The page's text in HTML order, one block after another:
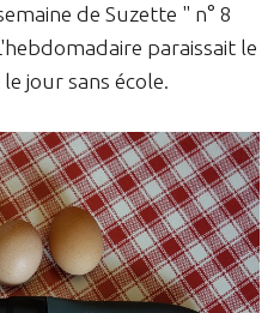
de Suzette " n° 8
paraissait le
jour sans école.